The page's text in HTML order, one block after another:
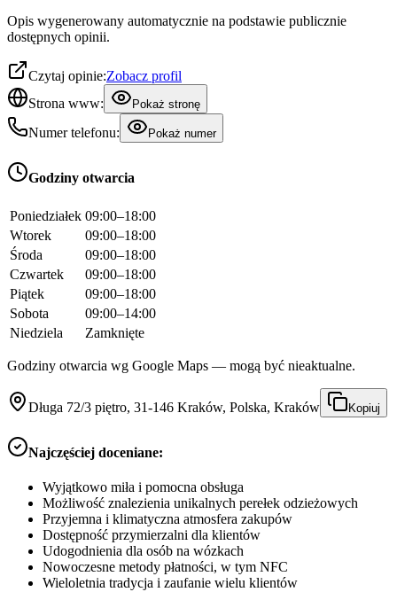
Opis wygenerowany automatycznie na podstawie publicznie
dostępnych opinii.
Czytaj opinie:Zobacz profil
Strona www:
Pokaż stronę
Numer telefonu: Pokaż numer
Godziny otwarcia
Poniedziałek 09:00–18:00
Wtorek
09:00–18:00
Środa
09:00–18:00
Czwartek
09:00–18:00
Piątek
09:00–18:00
Sobota
09:00–14:00
Niedziela
Zamknięte
Godziny otwarcia wg Google Maps — mogą być nieaktualne.
Długa 72/3 piętro, 31-146 Kraków, Polska, Kraków Kopiuj
Najczęściej doceniane:
Wyjątkowo miła i pomocna obsługa
Możliwość znalezienia unikalnych perełek odzieżowych
Przyjemna i klimatyczna atmosfera zakupów
Dostępność przymierzalni dla klientów
Udogodnienia dla osób na wózkach
Nowoczesne metody płatności, w tym NFC
Wieloletnia tradycja i zaufanie wielu klientów